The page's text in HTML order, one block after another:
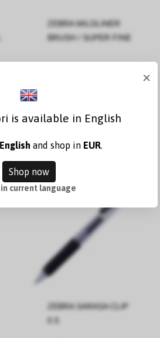
ZEBRA MILDLINER
BRUSH / SUPER FINE
Katso
ZEBRA SARASA CLIP
×
is available in English
English and shop in EUR.
Shop now
current language